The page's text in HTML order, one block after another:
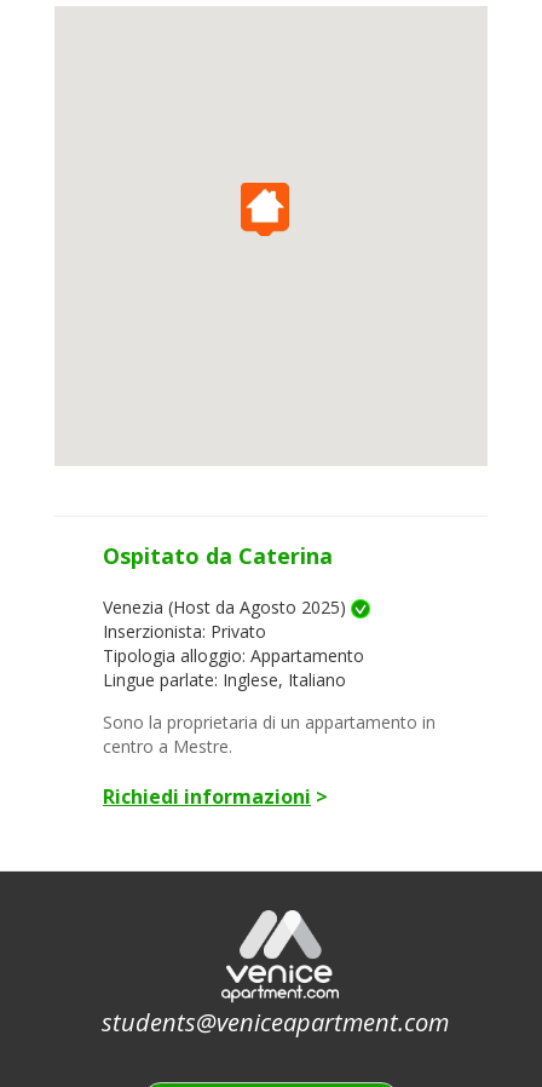
Ospitato da Caterina
Venezia (Host da Agosto 2025)
Inserzionista: Privato
Tipologia alloggio: Appartamento
Lingue parlate: Inglese, Italiano
Sono la proprietaria di un appartamento in
centro a Mestre.
Richiedi informazioni >
students@veniceapartment.com